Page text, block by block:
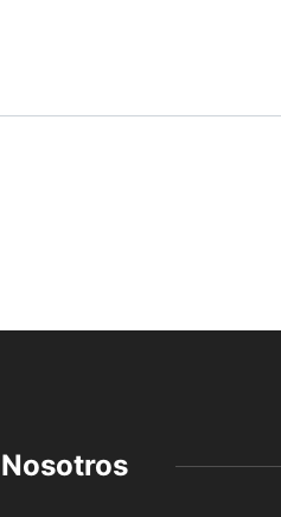
Nosotros